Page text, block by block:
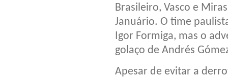
Brasileiro, Vasco e
Januário. O time
Igor Formiga, mas o
golaço de Andrés
Apesar de evitar a